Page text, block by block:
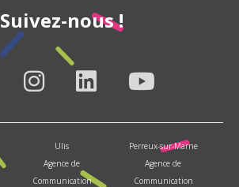
Suivez-nous !
Ulis
Agence de
Communication
Perreux-sur-Marne
Agence de
Communication